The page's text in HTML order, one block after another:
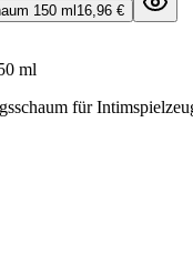
150 ml 16,96 €
ml
für